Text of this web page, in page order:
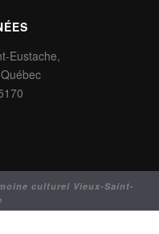
Eustache,
culturel Vieux-Saint-